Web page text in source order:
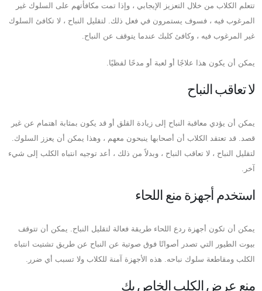
تتعلم الكلاب من خلال التعزيز الإيجابي ، وإذا تمت مكافأتهم على السلوك غير
المرغوب فيه ، فسوف يستمرون في فعل ذلك. لتقليل النباح ، لا تكافئ السلوك
غير المرغوب فيه ، وكافئ كلبك عندما يتوقف عن النباح.
يمكن أن يكون هذا علاجًا أو لعبة أو مدحًا لفظيًا.
لا تعاقب النباح
يمكن أن يؤدي معاقبة النباح إلى زيادة القلق أو قد يكون بمثابة اهتمام عن غير
قصد. قد تعتقد الكلاب أن أصحابها ينبحون معهم ، وهذا يمكن أن يعزز السلوك.
لتقليل النباح ، لا تعاقب النباح ، وبدلاً من ذلك ، أعد توجيه انتباه الكلب إلى شيء
آخر.
استخدم أجهزة منع اللحاء
يمكن أن تكون أجهزة ردع اللحاء طريقة فعالة لتقليل النباح. يمكن أن تتوقف
بيوت الطيور التي تصدر أصواتًا فوق صوتية عن النباح عن طريق تشتيت انتباه
الكلب ومقاطعة سلوك نباحه. هذه الأجهزة آمنة للكلاب ولا تسبب أي ضرر.
منع عرض الكلب الخاص بك